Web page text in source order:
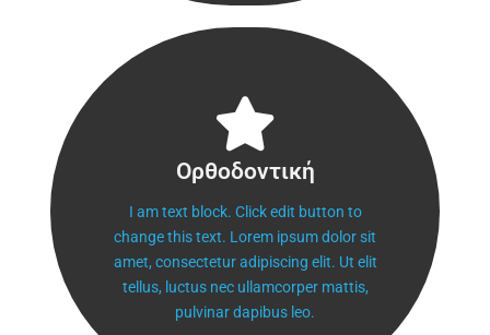
Ορθοδοντική
I am text block. Click edit button to
change this text. Lorem ipsum dolor sit
amet, consectetur adipiscing elit. Ut elit
tellus, luctus nec ullamcorper mattis,
pulvinar dapibus leo.
Ορθοδοντική